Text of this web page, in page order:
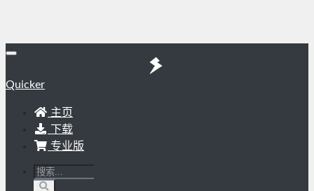
Quicker
主页
下载
专业版